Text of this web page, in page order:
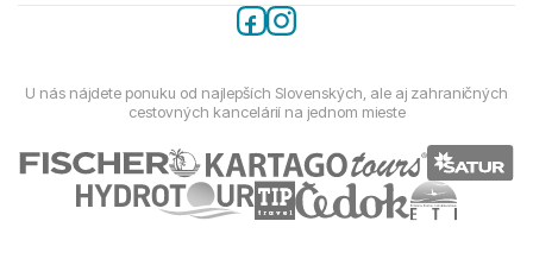
U nás nájdete ponuku od najlepších Slovenských, ale aj zahraničných
cestovných kancelárií na jednom mieste